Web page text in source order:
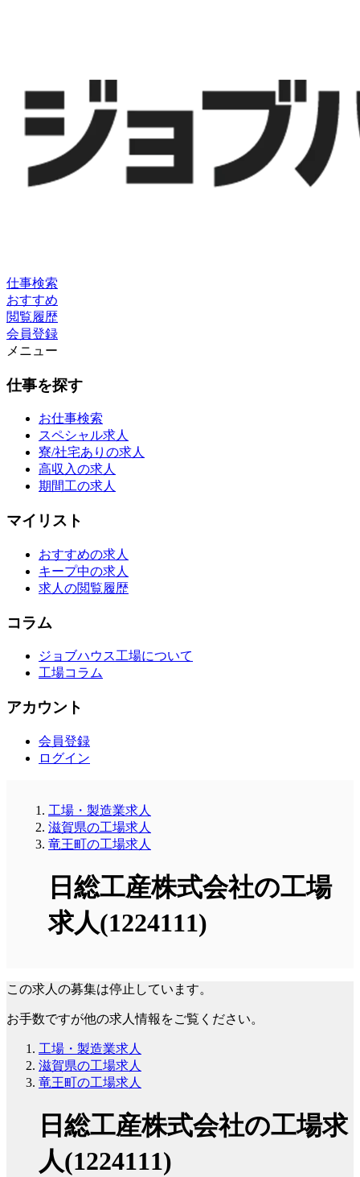
仕事検索
おすすめ
閲覧履歴
会員登録
メニュー
仕事を探す
お仕事検索
スペシャル求人
寮/社宅ありの求人
高収入の求人
期間工の求人
マイリスト
おすすめの求人
キープ中の求人
求人の閲覧履歴
コラム
ジョブハウス工場について
工場コラム
アカウント
会員登録
ログイン
工場・製造業求人
滋賀県の工場求人
竜王町の工場求人
日総工産株式会社の工場
求人(1224111)
この求人の募集は停止しています。
お手数ですが他の求人情報をご覧ください。
工場・製造業求人
滋賀県の工場求人
竜王町の工場求人
日総工産株式会社の工場求
人(1224111)